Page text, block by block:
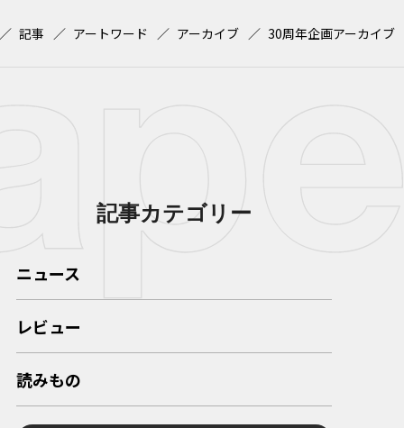
記事 アートワード アーカイブ 30周年企画アーカイブ
記事カテゴリー
ニュース
レビュー
読みもの